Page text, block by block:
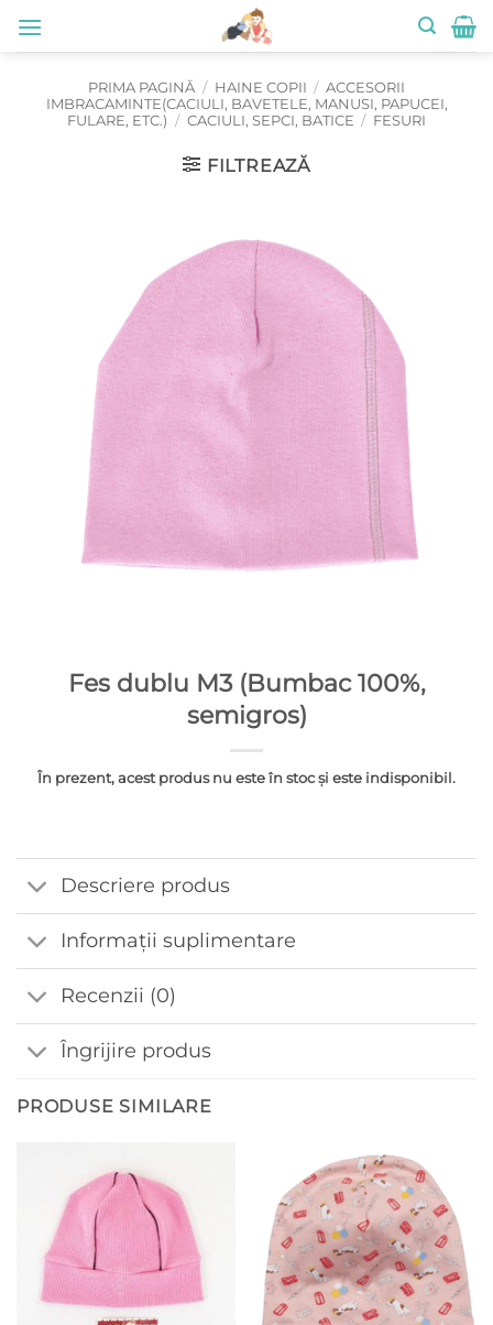
PRIMA PAGINĂ / HAINE COPII / ACCESORII
IMBRACAMINTE(CACIULI, BAVETELE, MANUSI, PAPUCEI,
FULARE, ETC.) / CACIULI, SEPCI, BATICE / FESURI
FILTREAZĂ
Fes dublu M3 (Bumbac 100%,
semigros)
În prezent, acest produs nu este în stoc și este indisponibil.
Descriere produs
Informații suplimentare
Recenzii (0)
Îngrijire produs
PRODUSE SIMILARE